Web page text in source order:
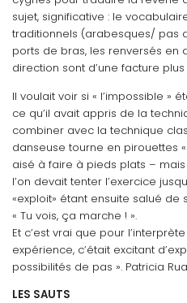
sujet, significative : le
traditionnels (arabesques/ pas
ports de bras, les renversés en
direction sont d’une facture
Il voulait voir si « l’impossible »
ce qu’il avait appris de la
combiner avec la technique
danseuse tourne en pirouettes
aisé à faire à pieds plats – mais
l’on devait tenter l’exercice
«exploit» étant ensuite salué de
« Tu vois, ça marche ! ».
Et c’est vrai que pour
expérience, c’était excitant
possibilités de pas ». Patricia
LES SAUTS